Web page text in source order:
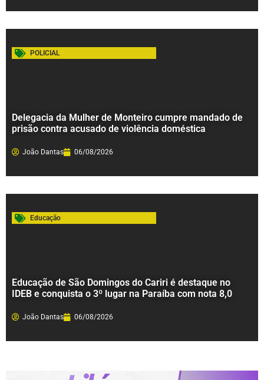
POLICIAL
Delegacia da Mulher de Monteiro cumpre mandado de
prisão contra acusado de violência doméstica
João Dantas 06/08/2026
Educação
Educação de São Domingos do Cariri é destaque no
IDEB e conquista o 3º lugar na Paraíba com nota 8,0
João Dantas 06/08/2026